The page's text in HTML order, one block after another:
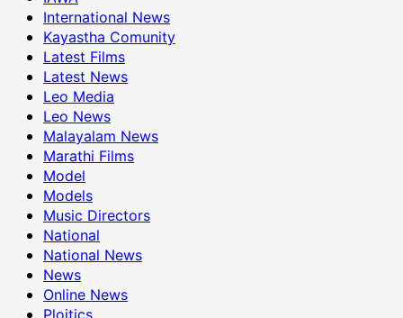
International News
Kayastha Comunity
Latest Films
Latest News
Leo Media
Leo News
Malayalam News
Marathi Films
Model
Models
Music Directors
National
National News
News
Online News
Ploitics